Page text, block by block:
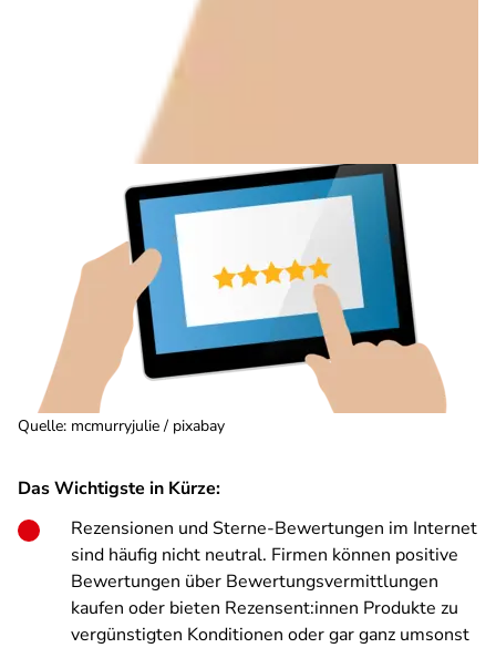
Quelle: mcmurryjulie / pixabay
Das Wichtigste in Kürze:
Rezensionen und Sterne-Bewertungen im Internet
sind häufig nicht neutral. Firmen können positive
Bewertungen über Bewertungsvermittlungen
kaufen oder bieten Rezensent:innen Produkte zu
vergünstigten Konditionen oder gar ganz umsonst